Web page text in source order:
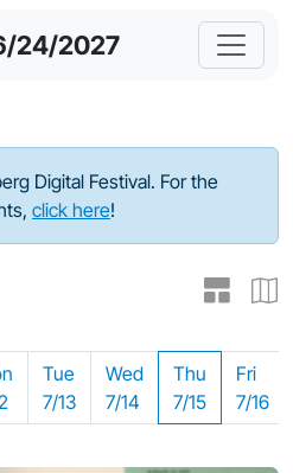
24/2027
Digital Festival. For the
click here!
Tue
7/13
Wed
7/14
Thu
7/15
Fri
7/16